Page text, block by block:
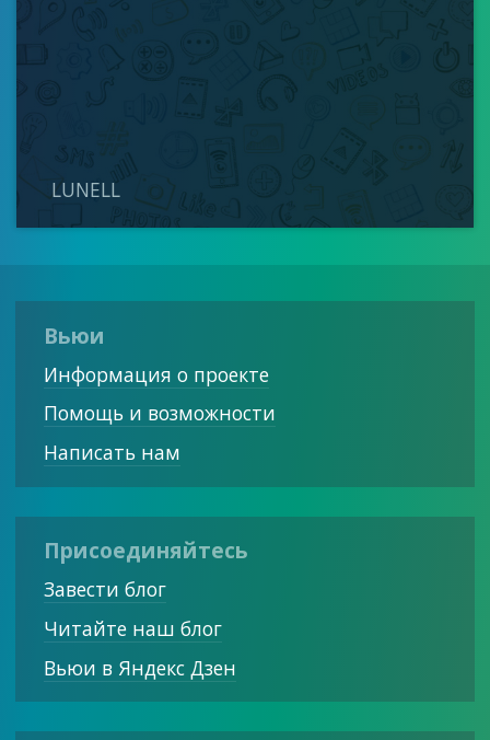
LUNELL
Вьюи
Информация о проекте
Помощь и возможности
Написать нам
Присоединяйтесь
Завести блог
Читайте наш блог
Вьюи в Яндекс Дзен